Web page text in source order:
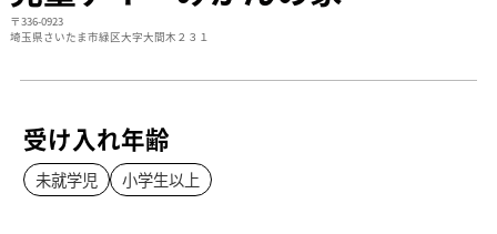
〒336-0923
埼玉県さいたま市緑区大字大間木２３１
受け入れ年齢
未就学児 小学生以上